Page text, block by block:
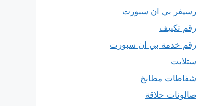
رسيفر بي ان سبورت
رقم تكييف
رقم خدمة بي ان سبورت
ستلايت
شفاطات مطابخ
صالونات حلاقة